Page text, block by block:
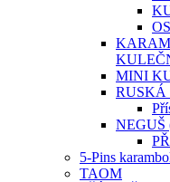
MINI
RUSKÁ
5-Pins
TAOM